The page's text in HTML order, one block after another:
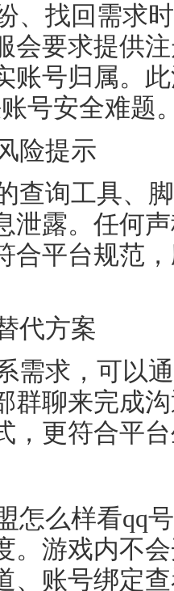
、找回需求
会要求提供
账号归属。
号安全难题
险提示
查询工具、
泄露。任何
合平台规范
代方案
需求，可以
群聊来完成
，更符合平
怎么样看qq
。游戏内不
、账号绑定